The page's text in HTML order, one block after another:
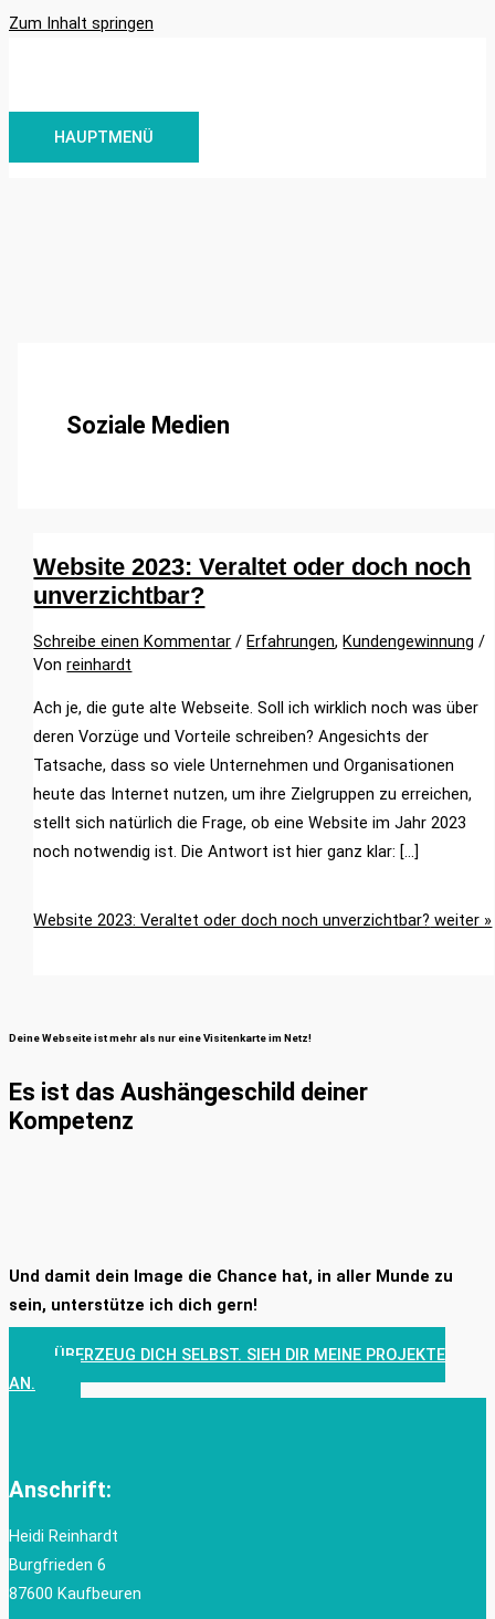
Zum Inhalt springen
HAUPTMENÜ
Soziale Medien
Website 2023: Veraltet oder doch noch
unverzichtbar?
Schreibe einen Kommentar /Erfahrungen,Kundengewinnung /
Vonreinhardt
Ach je, die gute alte Webseite. Soll ich wirklich noch was über
deren Vorzüge und Vorteile schreiben? Angesichts der
Tatsache, dass so viele Unternehmen und Organisationen
heute das Internet nutzen, um ihre Zielgruppen zu erreichen,
stellt sich natürlich die Frage, ob eine Website im Jahr 2023
noch notwendig ist. Die Antwort ist hier ganz klar: […]
Website 2023: Veraltet oder doch noch unverzichtbar? weiter »
Deine Webseite ist mehr als nur eine Visitenkarte im Netz!
Es ist das Aushängeschild deiner
Kompetenz
Und damit dein Image die Chance hat, in aller Munde zu
sein, unterstütze ich dich gern!
ÜBERZEUG DICH SELBST. SIEH DIR MEINE PROJEKTE
AN.
Anschrift:
Heidi Reinhardt
Burgfrieden 6
87600 Kaufbeuren